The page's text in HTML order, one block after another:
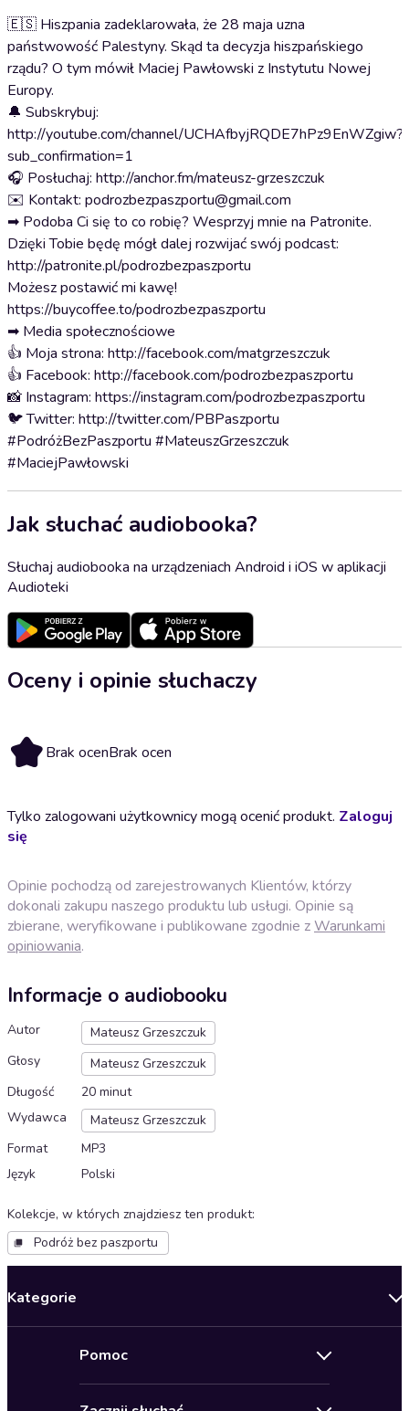
🇪🇸 Hiszpania zadeklarowała, że 28 maja uzna
państwowość Palestyny. Skąd ta decyzja hiszpańskiego
rządu? O tym mówił Maciej Pawłowski z Instytutu Nowej
Europy.
🔔 Subskrybuj:
http://youtube.com/channel/UCHAfbyjRQDE7hPz9EnWZgiw?
sub_confirmation=1
🎧 Posłuchaj: http://anchor.fm/mateusz-grzeszczuk
✉️ Kontakt: podrozbezpaszportu@gmail.com
➡ Podoba Ci się to co robię? Wesprzyj mnie na Patronite.
Dzięki Tobie będę mógł dalej rozwijać swój podcast:
http://patronite.pl/podrozbezpaszportu
Możesz postawić mi kawę!
https://buycoffee.to/podrozbezpaszportu
➡ Media społecznościowe
👍 Moja strona: http://facebook.com/matgrzeszczuk
👍 Facebook: http://facebook.com/podrozbezpaszportu
📸 Instagram: https://instagram.com/podrozbezpaszportu
🐦 Twitter: http://twitter.com/PBPaszportu
#PodróżBezPaszportu #MateuszGrzeszczuk
#MaciejPawłowski
Jak słuchać audiobooka?
Słuchaj audiobooka na urządzeniach Android i iOS w aplikacji
Audioteki
Oceny i opinie słuchaczy
Brak ocenBrak ocen
Tylko zalogowani użytkownicy mogą ocenić produkt. Zaloguj
się
Opinie pochodzą od zarejestrowanych Klientów, którzy
dokonali zakupu naszego produktu lub usługi. Opinie są
zbierane, weryfikowane i publikowane zgodnie zWarunkami
opiniowania.
Informacje o audiobooku
Autor
Mateusz Grzeszczuk
Głosy
Mateusz Grzeszczuk
Długość
20 minut
Wydawca
Mateusz Grzeszczuk
Format
MP3
Język
Polski
Kolekcje, w których znajdziesz ten produkt:
Podróż bez paszportu
Kategorie
Pomoc